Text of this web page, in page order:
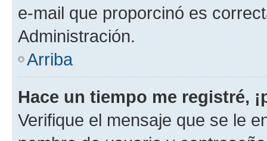
e-mail que proporcinó es
Administración.
Arriba
Hace un tiempo me registré,
Verifique el mensaje que se le